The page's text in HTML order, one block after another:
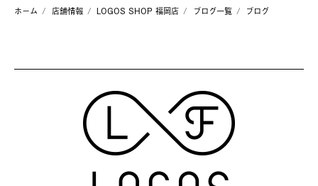
ホーム 店舗情報 LOGOS SHOP 福岡店 ブログ一覧 ブログ